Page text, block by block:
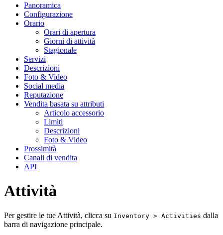
Panoramica
Configurazione
Orario
Orari di apertura
Giorni di attività
Stagionale
Servizi
Descrizioni
Foto & Video
Social media
Reputazione
Vendita basata su attributi
Articolo accessorio
Limiti
Descrizioni
Foto & Video
Prossimità
Canali di vendita
API
Attività
Per gestire le tue Attività, clicca su Inventory > Activities dalla
barra di navigazione principale.